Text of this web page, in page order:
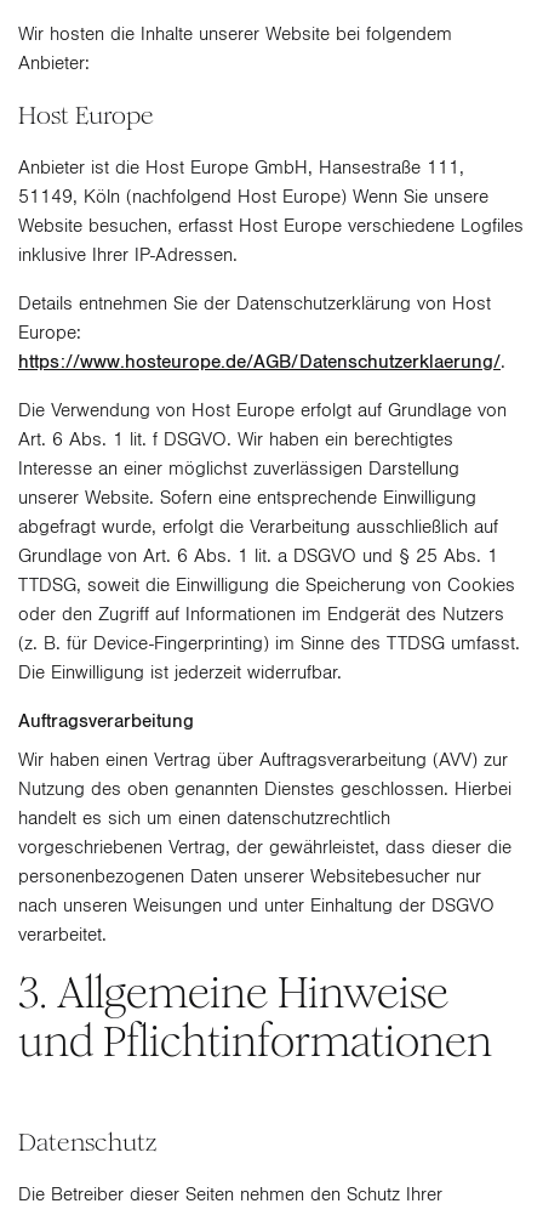
Wir hosten die Inhalte unserer Website bei folgendem
Anbieter:
Host Europe
Anbieter ist die Host Europe GmbH, Hansestraße 111,
51149, Köln (nachfolgend Host Europe) Wenn Sie unsere
Website besuchen, erfasst Host Europe verschiedene Logfiles
inklusive Ihrer IP-Adressen.
Details entnehmen Sie der Datenschutzerklärung von Host
Europe:
https://www.hosteurope.de/AGB/Datenschutzerklaerung/.
Die Verwendung von Host Europe erfolgt auf Grundlage von
Art. 6 Abs. 1 lit. f DSGVO. Wir haben ein berechtigtes
Interesse an einer möglichst zuverlässigen Darstellung
unserer Website. Sofern eine entsprechende Einwilligung
abgefragt wurde, erfolgt die Verarbeitung ausschließlich auf
Grundlage von Art. 6 Abs. 1 lit. a DSGVO und § 25 Abs. 1
TTDSG, soweit die Einwilligung die Speicherung von Cookies
oder den Zugriff auf Informationen im Endgerät des Nutzers
(z. B. für Device-Fingerprinting) im Sinne des TTDSG umfasst.
Die Einwilligung ist jederzeit widerrufbar.
Auftragsverarbeitung
Wir haben einen Vertrag über Auftragsverarbeitung (AVV) zur
Nutzung des oben genannten Dienstes geschlossen. Hierbei
handelt es sich um einen datenschutzrechtlich
vorgeschriebenen Vertrag, der gewährleistet, dass dieser die
personenbezogenen Daten unserer Websitebesucher nur
nach unseren Weisungen und unter Einhaltung der DSGVO
verarbeitet.
3. Allgemeine Hinweise
und Pflicht­informationen
Datenschutz
Die Betreiber dieser Seiten nehmen den Schutz Ihrer